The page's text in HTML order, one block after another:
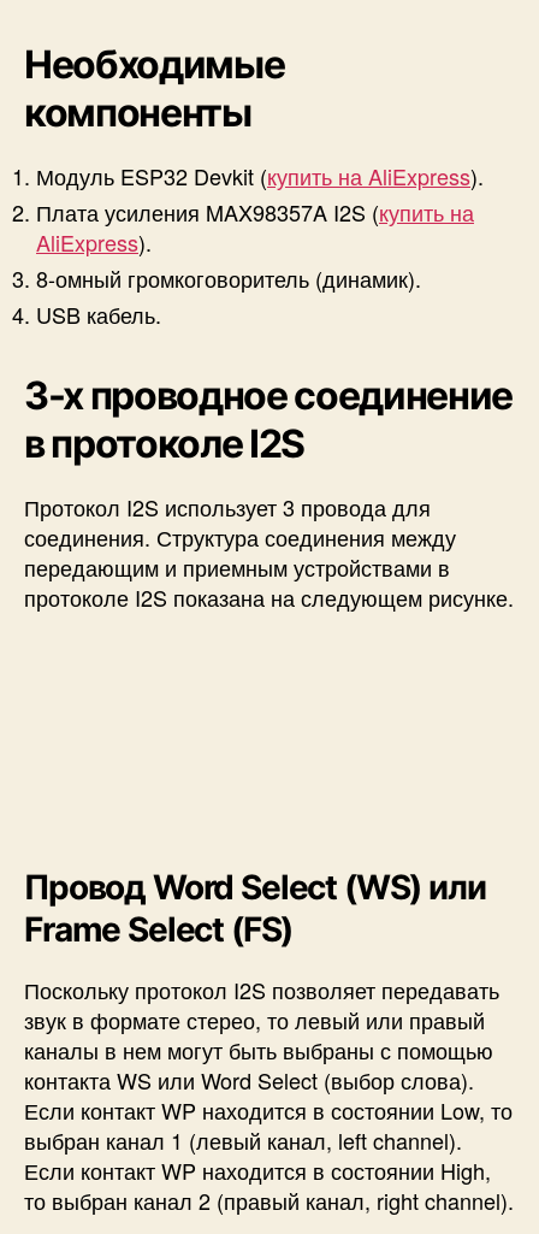
Необходимые
компоненты
Модуль ESP32 Devkit (купить на AliExpress).
Плата усиления MAX98357A I2S (купить на
AliExpress).
8-омный громкоговоритель (динамик).
USB кабель.
3-х проводное соединение
в протоколе I2S
Протокол I2S использует 3 провода для
соединения. Структура соединения между
передающим и приемным устройствами в
протоколе I2S показана на следующем рисунке.
Провод Word Select (WS) или
Frame Select (FS)
Поскольку протокол I2S позволяет передавать
звук в формате стерео, то левый или правый
каналы в нем могут быть выбраны с помощью
контакта WS или Word Select (выбор слова).
Если контакт WP находится в состоянии Low, то
выбран канал 1 (левый канал, left channel).
Если контакт WP находится в состоянии High,
то выбран канал 2 (правый канал, right channel).